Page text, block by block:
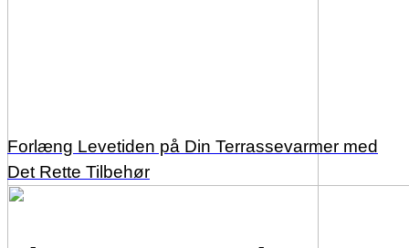
Forlæng Levetiden på Din Terrassevarmer med
Det Rette Tilbehør